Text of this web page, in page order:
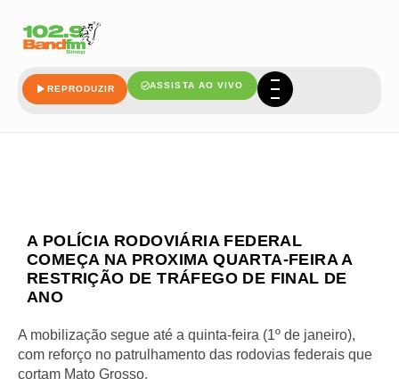
REPRODUZIR ASSISTA AO VIVO
A POLÍCIA RODOVIÁRIA FEDERAL
COMEÇA NA PROXIMA QUARTA-FEIRA A
RESTRIÇÃO DE TRÁFEGO DE FINAL DE
ANO
A mobilização segue até a quinta-feira (1º de janeiro),
com reforço no patrulhamento das rodovias federais que
cortam Mato Grosso.